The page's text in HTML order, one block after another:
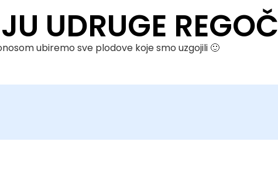
UDRUGE REGOČ
ubiremo sve plodove koje smo uzgojili 🙂